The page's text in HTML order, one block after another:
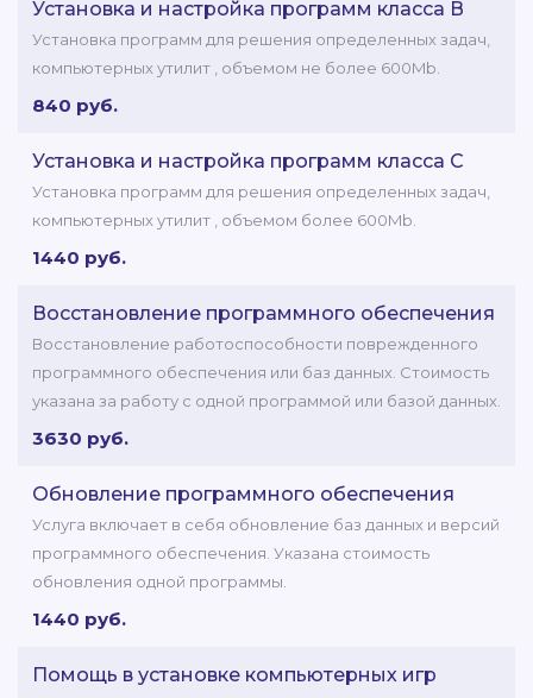
Установка и настройка программ класса В
Установка программ для решения определенных задач,
компьютерных утилит , объемом не более 600Mb.
840 руб.
Установка и настройка программ класса C
Установка программ для решения определенных задач,
компьютерных утилит , объемом более 600Mb.
1440 руб.
Восстановление программного обеспечения
Восстановление работоспособности поврежденного
программного обеспечения или баз данных. Стоимость
указана за работу с одной программой или базой данных.
3630 руб.
Обновление программного обеспечения
Услуга включает в себя обновление баз данных и версий
программного обеспечения. Указана стоимость
обновления одной программы.
1440 руб.
Помощь в установке компьютерных игр